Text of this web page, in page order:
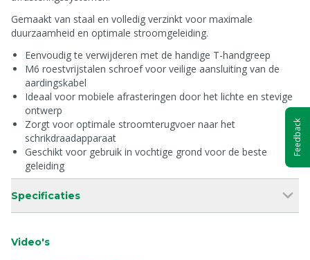
Gemaakt van staal en volledig verzinkt voor maximale
duurzaamheid en optimale stroomgeleiding.
Eenvoudig te verwijderen met de handige T-handgreep
M6 roestvrijstalen schroef voor veilige aansluiting van de
aardingskabel
Ideaal voor mobiele afrasteringen door het lichte en stevige
ontwerp
Zorgt voor optimale stroomterugvoer naar het
schrikdraadapparaat
Geschikt voor gebruik in vochtige grond voor de beste
geleiding
Specificaties
Video's
Feedback